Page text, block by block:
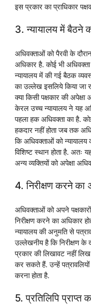
इस प्रकार का प्राधिकार
3. न्यायालय में बैठने
अधिवक्ताओं को पैरवी के
अधिकार है. कोई भी
न्यायालय में की गई बैठक
का उल्लेख इसलिये किया जा
क्या किसी पक्षकार की
केरल उच्च न्यायालय ने यह
पहला हक अधिवक्ता का है.
हकदार नहीं होता जब तक
कि अधिवक्ताओं को
विशिष्ट स्थान होता है. अतः
अन्य व्यक्तियों को अपेक्षा
4. निरीक्षण करने का
अधिवक्ताओं को अपने
निरीक्षण करने का अधिकार
न्यायालय की अनुमति से
उल्लेखनीय है कि निरीक्षण के
प्रकार की लिखावट नहीं
कर सकते हैं. उन्हें पत्रावलियों
करना होता है.
5. प्रतिलिपि प्राप्त